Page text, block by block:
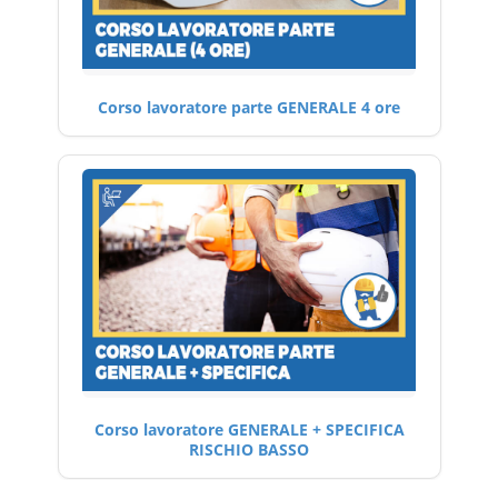
Corso lavoratore parte GENERALE 4 ore
Corso lavoratore GENERALE + SPECIFICA
RISCHIO BASSO